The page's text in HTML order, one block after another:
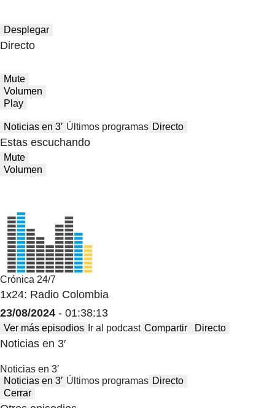
Desplegar
Directo
Mute
Volumen
Play
Noticias en 3′ Últimos programas Directo
Estas escuchando
Mute
Volumen
Crónica 24/7
1x24: Radio Colombia
23/08/2024 - 01:38:13
Ver más episodios Ir al podcast Compartir Directo
Noticias en 3′
Noticias en 3′
Noticias en 3′ Últimos programas Directo
Cerrar